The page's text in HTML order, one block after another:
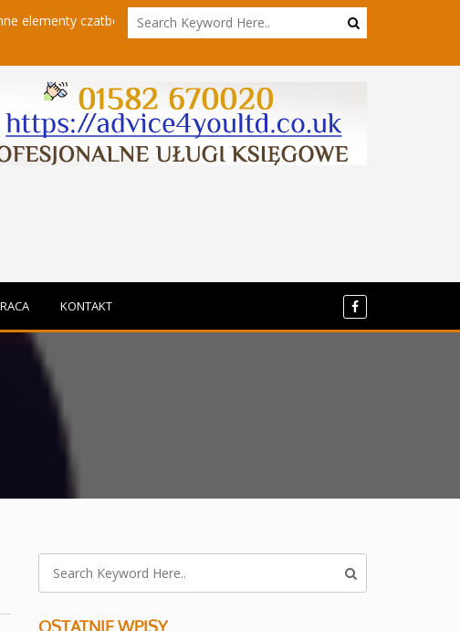
czatbota Powrót do sieci - kierowcy hgv w innym wydaniu
KONTAKT
OSTATNIE WPISY